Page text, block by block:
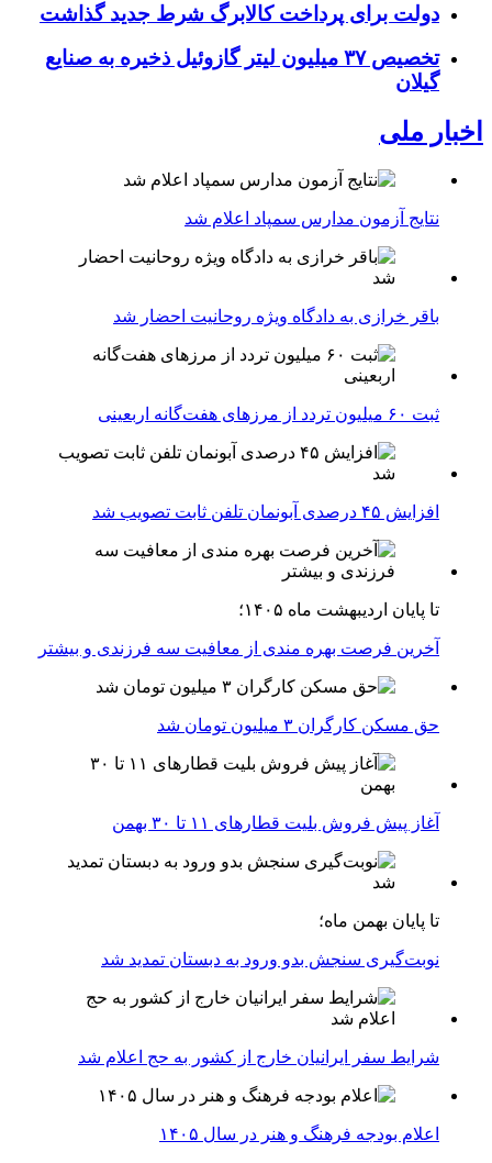
دولت برای پرداخت کالابرگ شرط جدید گذاشت
تخصیص ۳۷ میلیون لیتر گازوئیل ذخیره به صنایع
گیلان
اخبار ملی
نتایج آزمون مدارس سمپاد اعلام شد
باقر خرازی به دادگاه ویژه روحانیت احضار شد
ثبت ۶۰ میلیون تردد از مرزهای هفت‌گانه اربعینی
افزایش ۴۵ درصدی آبونمان تلفن ثابت تصویب شد
تا پایان اردیبهشت ماه ۱۴۰۵؛
آخرین فرصت بهره مندی از معافیت سه فرزندی و بیشتر
حق مسکن کارگران ۳ میلیون تومان شد
آغاز پیش فروش بلیت‌ قطارهای ۱۱ تا ۳۰ بهمن
تا پایان بهمن ماه؛
نوبت‌گیری سنجش بدو ورود به دبستان تمدید شد
شرایط سفر ایرانیان خارج از کشور به حج اعلام شد
اعلام بودجه فرهنگ و هنر در سال ۱۴۰۵